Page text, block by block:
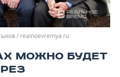
/ realnoevremya.ru
МОЖНО БУДЕТ